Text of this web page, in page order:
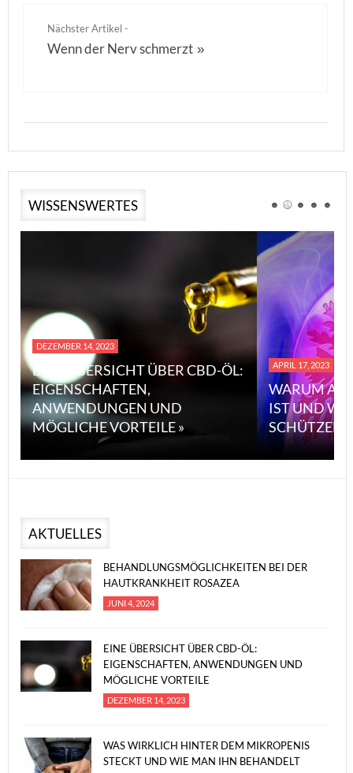
Nächster Artikel -
Wenn der Nerv schmerzt »
WISSENSWERTES
DEZEMBER 14, 2023
EINE ÜBERSICHT ÜBER CBD-ÖL:
EIGENSCHAFTEN,
ANWENDUNGEN UND
MÖGLICHE VORTEILE »
APRIL 17, 2023
WARUM
IST UND
SCHÜTZEN
AKTUELLES
BEHANDLUNGSMÖGLICHKEITEN BEI DER
HAUTKRANKHEIT ROSAZEA
JUNI 4, 2024
EINE ÜBERSICHT ÜBER CBD-ÖL:
EIGENSCHAFTEN, ANWENDUNGEN UND
MÖGLICHE VORTEILE
DEZEMBER 14, 2023
WAS WIRKLICH HINTER DEM MIKROPENIS
STECKT UND WIE MAN IHN BEHANDELT